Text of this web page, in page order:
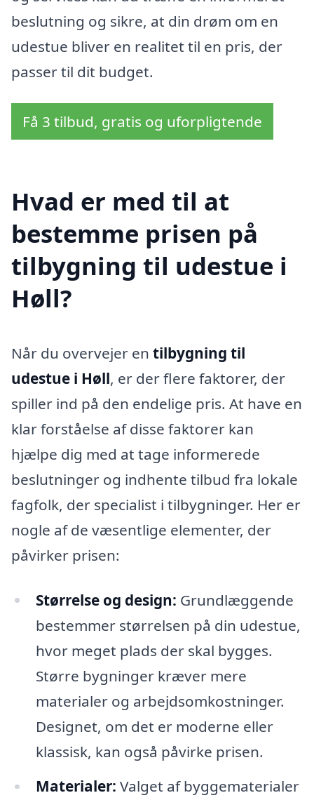
beslutning og sikre, at din drøm om en
udestue bliver en realitet til en pris, der
passer til dit budget.
Få 3 tilbud, gratis og uforpligtende
Hvad er med til at
bestemme prisen på
tilbygning til udestue i
Høll?
Når du overvejer en tilbygning til
udestue i Høll, er der flere faktorer, der
spiller ind på den endelige pris. At have en
klar forståelse af disse faktorer kan
hjælpe dig med at tage informerede
beslutninger og indhente tilbud fra lokale
fagfolk, der specialist i tilbygninger. Her er
nogle af de væsentlige elementer, der
påvirker prisen:
Størrelse og design: Grundlæggende
bestemmer størrelsen på din udestue,
hvor meget plads der skal bygges.
Større bygninger kræver mere
materialer og arbejdsomkostninger.
Designet, om det er moderne eller
klassisk, kan også påvirke prisen.
Materialer: Valget af byggematerialer